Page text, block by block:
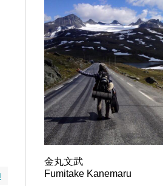
金丸文武
Fumitake Kanemaru